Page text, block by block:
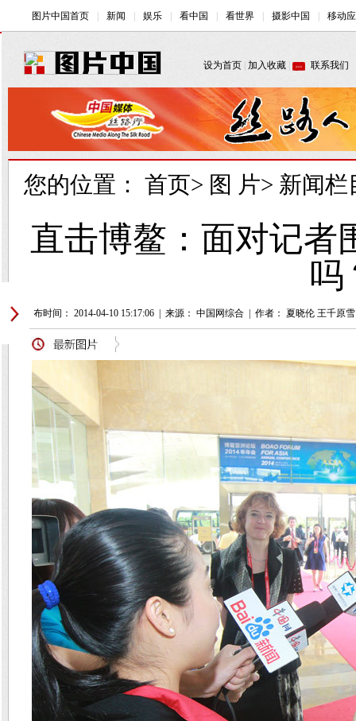
您的位置： 首页> 图 片> 新闻栏
直击博鳌：面对记者
吗
发布时间： 2014-04-10 15:17:06 来源： 中国网综合 作者： 夏晓伦 王千原